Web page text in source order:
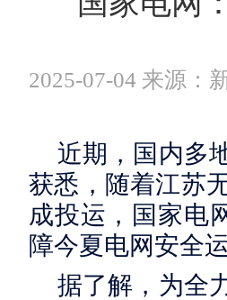
2025-07-04 来源：
近期，国内多
获悉，随着江苏
成投运，国家电
障今夏电网安全
据了解，为全